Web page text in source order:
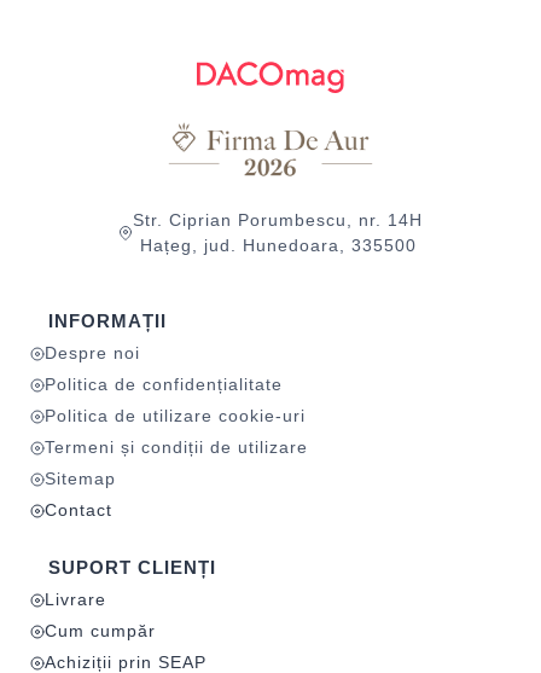
Str. Ciprian Porumbescu, nr. 14H
Hațeg, jud. Hunedoara, 335500
INFORMAȚII
Despre noi
Politica de confidențialitate
Politica de utilizare cookie-uri
Termeni și condiții de utilizare
Sitemap
Contact
SUPORT CLIENȚI
Livrare
Cum cumpăr
Achiziții prin SEAP